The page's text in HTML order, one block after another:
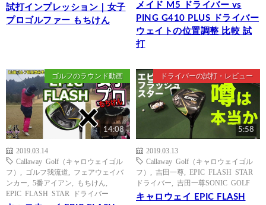
試打インプレッション｜女子
プロゴルファー もちけん
メイド M5 ドライバー vs
PING G410 PLUS ドライバー
ウェイトの位置調整 比較 試
打
ゴルフのラウンド動画
14:08
2019.03.14
Callaway Golf（キャロウェイゴル
フ）
ゴルフ我流道
フェアウェイバ
ンカー
5番アイアン もちけん
EPIC FLASH STAR ドライバー
ドライバーの試打・レビュー
5:58
2019.03.13
Callaway Golf（キャロウェイゴル
フ）
吉田一尊
EPIC FLASH STAR
ドライバー
吉田一尊SONIC GOLF
キャロウェイ EPIC FLASH